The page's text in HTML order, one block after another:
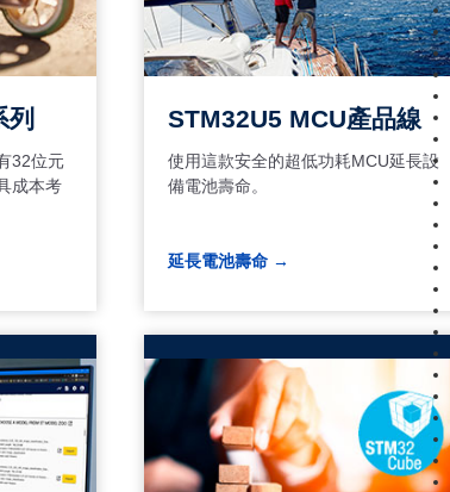
列
32位元
成本考
STM32U5 MCU產品線
使用這款安全的超低功耗MCU延長設
備電池壽命。
延長電池壽命 →